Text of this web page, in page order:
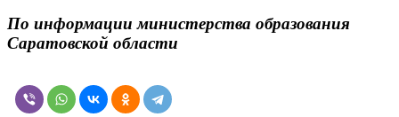
По информации министерства образования
Саратовской области